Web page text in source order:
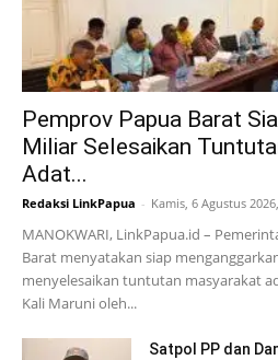
Pemprov Papua Barat
Miliar Selesaikan
Adat...
Redaksi LinkPapua - Kamis, 6 Agustus
MANOKWARI, LinkPapua.id –
Barat menyatakan siap
menyelesaikan tuntutan masyarakat
Kali Maruni oleh...
Satpol PP dan